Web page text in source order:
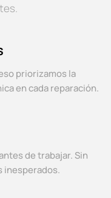
priorizamos la
en cada reparación.
de trabajar. Sin
inesperados.